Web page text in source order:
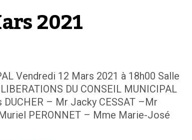
2021
Vendredi 12 Mars 2021 à 18h00 Salle
DU CONSEIL MUNICIPAL
– Mr Jacky CESSAT –Mr
PERONNET – Mme Marie-José